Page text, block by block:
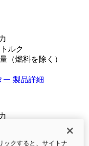
ルク
（燃料を除く）
ー 製品詳細
ックすると、サイトナ